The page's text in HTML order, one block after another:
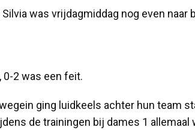
was vrijdagmiddag nog even naar
0-2 was een feit.
ging luidkeels achter hun team
de trainingen bij dames 1